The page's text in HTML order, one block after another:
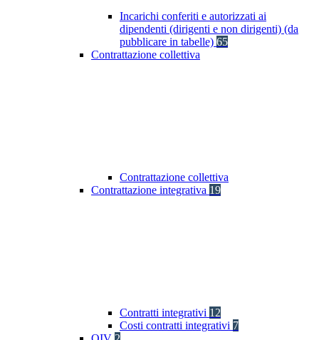
Incarichi conferiti e autorizzati ai
dipendenti (dirigenti e non dirigenti) (da
pubblicare in tabelle) 65
Contrattazione collettiva
Contrattazione collettiva
Contrattazione integrativa 19
Contratti integrativi 12
Costi contratti integrativi 7